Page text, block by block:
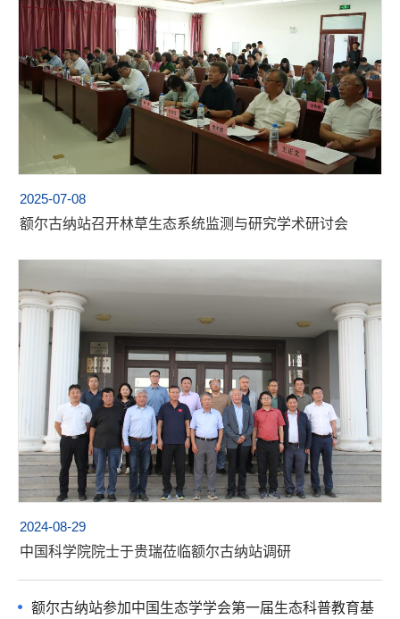
2025-07-08
额尔古纳站召开林草生态系统监测与研究学术研讨会
2024-08-29
中国科学院院士于贵瑞莅临额尔古纳站调研
额尔古纳站参加中国生态学学会第一届生态科普教育基